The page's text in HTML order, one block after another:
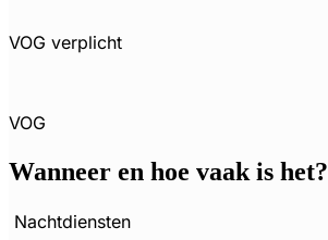
VOG verplicht
VOG
Wanneer en hoe vaak is het?
Nachtdiensten